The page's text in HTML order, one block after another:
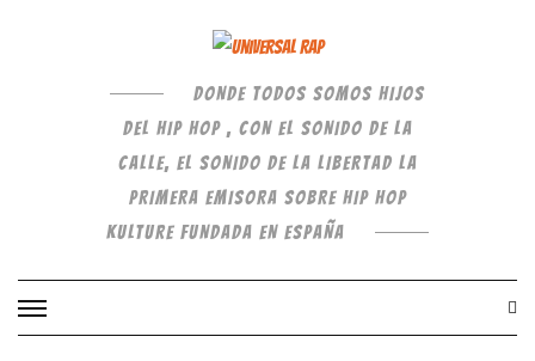
DONDE TODOS SOMOS HIJOS
DEL HIP HOP , CON EL SONIDO DE LA
CALLE, EL SONIDO DE LA LIBERTAD LA
PRIMERA EMISORA SOBRE HIP HOP
KULTURE FUNDADA EN ESPAÑA